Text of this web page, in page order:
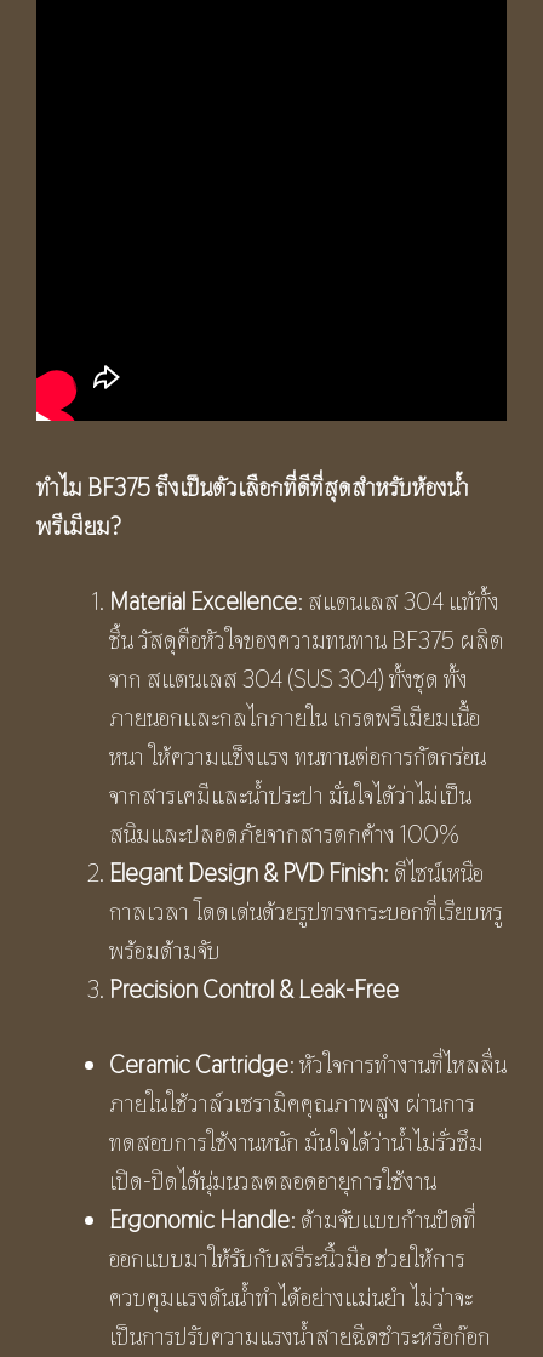
ทำไม BF375ถึงเป็นตัวเลือกที่ดีที่สุดสำหรับห้องน้ำ
พรีเมียม?
Material Excellence: สแตนเลส 304 แท้ทั้ง
ชิ้น วัสดุคือหัวใจของความทนทาน BF375 ผลิต
จาก สแตนเลส 304 (SUS 304) ทั้งชุด ทั้ง
ภายนอกและกลไกภายใน เกรดพรีเมียมเนื้อ
หนา ให้ความแข็งแรง ทนทานต่อการกัดกร่อน
จากสารเคมีและน้ำประปา มั่นใจได้ว่าไม่เป็น
สนิมและปลอดภัยจากสารตกค้าง 100%
Elegant Design & PVD Finish: ดีไซน์เหนือ
กาลเวลา โดดเด่นด้วยรูปทรงกระบอกที่เรียบหรู
พร้อมด้ามจับ
Precision Control & Leak-Free
Ceramic Cartridge: หัวใจการทำงานที่ไหลลื่น
ภายในใช้วาล์วเซรามิคคุณภาพสูง ผ่านการ
ทดสอบการใช้งานหนัก มั่นใจได้ว่าน้ำไม่รั่วซึม
เปิด-ปิดได้นุ่มนวลตลอดอายุการใช้งาน
Ergonomic Handle: ด้ามจับแบบก้านปัดที่
ออกแบบมาให้รับกับสรีระนิ้วมือ ช่วยให้การ
ควบคุมแรงดันน้ำทำได้อย่างแม่นยำ ไม่ว่าจะ
เป็นการปรับความแรงน้ำสายฉีดชำระหรือก๊อก